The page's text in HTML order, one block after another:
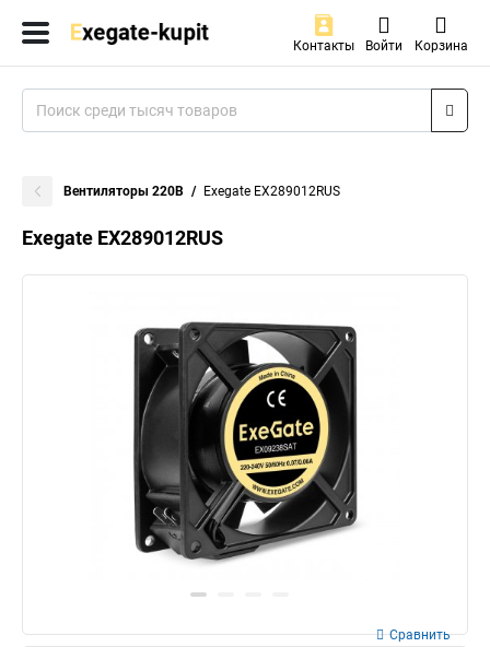
Контакты Войти Корзина
Вентиляторы 220В Exegate EX289012RUS
Exegate EX289012RUS
Сравнить